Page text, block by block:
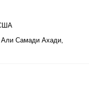
Али Самади Ахади,